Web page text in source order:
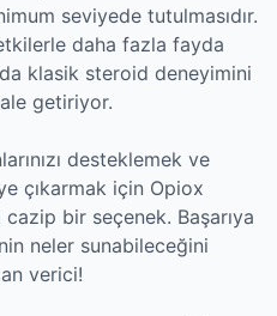
seviyede tutulmasıdır.
daha fazla fayda
klasik steroid deneyimini
getiriyor.
desteklemek ve
çıkarmak için Opiox
bir seçenek. Başarıya
neler sunabileceğini
verici!